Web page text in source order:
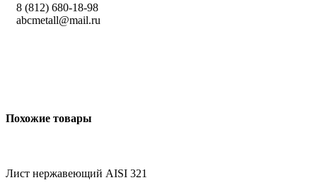
8 (812) 680-18-98
abcmetall@mail.ru
Похожие товары
Лист нержавеющий AISI 321